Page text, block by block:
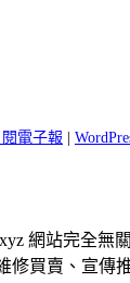
電子報
網站完全無關
買賣、宣傳